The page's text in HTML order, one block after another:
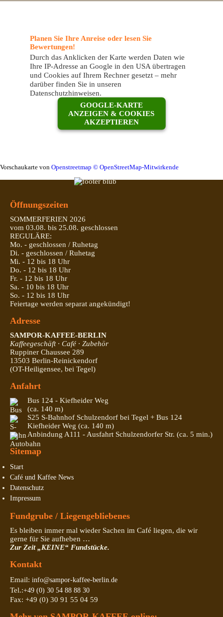
Planen Sie Ihre Anreise oder lesen Sie
Bewertungen!
Durch das Anklicken der Karte werden Daten wie
Ihre IP-Adresse an Google in den USA übertragen
und Cookies auf Ihrem Rechner gesetzt – mehr
darüber finden Sie in unseren
Datenschutzhinweisen.
GOOGLE-KARTE
ANZEIGEN & COOKIES
AKZEPTIEREN
Vorschaukarte von Openstreetmap © OpenStreetMap-Mitwirkende
Öffnungszeiten
SOMMERFERIEN 2026
vom 03.08. bis 25.08. geschlossen
REGULÄRE:
Mo. - geschlossen / Ruhetag
Di. - geschlossen / Ruhetag
Mi. - 12 bis 18 Uhr
Do. - 12 bis 18 Uhr
Fr. - 12 bis 18 Uhr
Sa. - 10 bis 18 Uhr
So. - 12 bis 18 Uhr
Feiertage werden separat angekündigt!
Adresse
SAMPOR-KAFFEE-BERLIN
Kaffeegeschäft · Café · Zubehör
Ruppiner Chaussee 289
13503 Berlin-Reinickendorf
(OT-Heiligensee, bei Tegel)
Anfahrt
Bus 124 - Kiefheider Weg
(ca. 140 m)
S25 S-Bahnhof Schulzendorf bei Tegel + Bus 124
Kiefheider Weg (ca. 140 m)
Anbindung A111 - Ausfahrt Schulzendorfer Str. (ca. 5 min.)
Sitemap
Start
Café und Kaffee News
Datenschutz
Impressum
Fundgrube / Liegengebliebenes
Es bleiben immer mal wieder Sachen im Café liegen, die wir
gerne für Sie aufheben …
Zur Zeit „KEINE“ Fundstücke.
Kontakt
Email: info@sampor-kaffee-berlin.de
Tel.:+49 (0) 30 54 88 88 30
Fax: +49 (0) 30 91 55 04 59